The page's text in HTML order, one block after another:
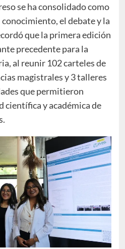
se ha consolidado como
el debate y la
que la primera edición
precedente para la
al reunir 102 carteles de
magistrales y 3 talleres
que permitieron
científica y académica de